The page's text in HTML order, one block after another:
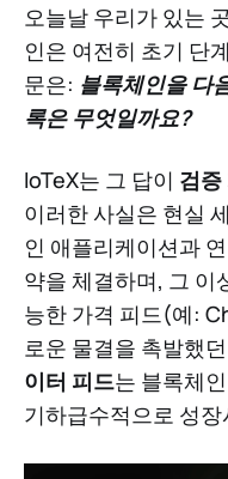
오늘날 우리가 있는
인은 여전히 초기 단
문은: 블록체인을 다
록은 무엇일까요?
IoTeX는 그 답이 검증
이러한 사실은 현실
인 애플리케이션과
약을 체결하며, 그 이
능한 가격 피드(예:
로운 물결을 촉발했
이터 피드는 블록체
기하급수적으로 성